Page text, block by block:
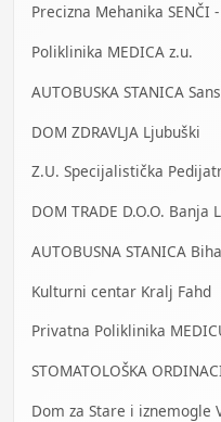
Precizna Mehanika
Poliklinika MEDICA z.u.
AUTOBUSKA STANICA
DOM ZDRAVLJA Ljubuški
DOM TRADE D.O.O. Banja
AUTOBUSNA STANICA
Kulturni centar Kralj Fahd
Privatna Poliklinika
STOMATOLOŠKA
Dom za Stare i iznemogle